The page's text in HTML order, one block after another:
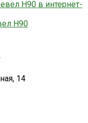
H90
14